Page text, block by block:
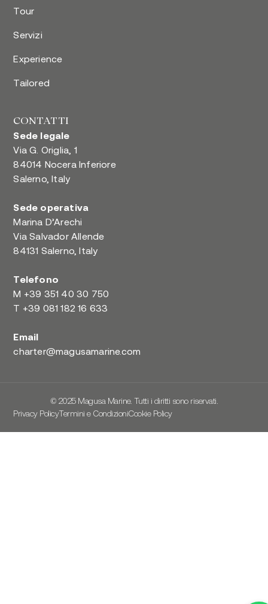
Tour
Servizi
Experience
Tailored
CONTATTI
Sede legale
Via G. Origlia, 1
84014 Nocera Inferiore
Salerno, Italy
Sede operativa
Marina D’Arechi
Via Salvador Allende
84131 Salerno, Italy
Telefono
M +39 351 40 30 750
T +39 081 182 16 633
Email
charter@magusamarine.com
© 2025 Magusa Marine. Tutti i diritti sono riservati.
Privacy PolicyTermini e CondizioniCookie Policy